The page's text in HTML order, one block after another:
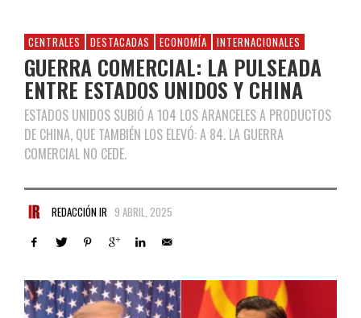
CENTRALES DESTACADAS ECONOMÍA INTERNACIONALES
GUERRA COMERCIAL: LA PULSEADA
ENTRE ESTADOS UNIDOS Y CHINA
ESTADOS UNIDOS SUBIÓ A 104 LOS ARANCELES A PRODUCTOS
DE CHINA, QUE TAMBIÉN LOS ELEVÓ: A 84. LA GUERRA
COMERCIAL NO CEDE.
REDACCIÓN IR 9 ABRIL, 2025